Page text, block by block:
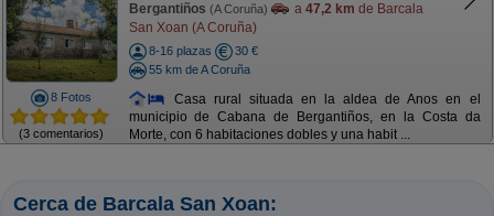
8 Fotos
(3 comentarios)
Bergantiños (A Coruña) a 47,2 km de Barcala
San Xoan (A Coruña)
8-16 plazas
30 €
55 km de A Coruña
Casa rural situada en la aldea de Anos en el
municipio de Cabana de Bergantiños, en la Costa da
Morte, con 6 habitaciones dobles y una habit ...
Cerca de Barcala San Xoan: